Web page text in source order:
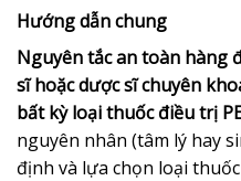
Hướng dẫn chung
Nguyên tắc an toàn hàng
sĩ hoặc dược sĩ chuyên
bất kỳ loại thuốc điều trị
nguyên nhân (tâm lý hay
định và lựa chọn loại